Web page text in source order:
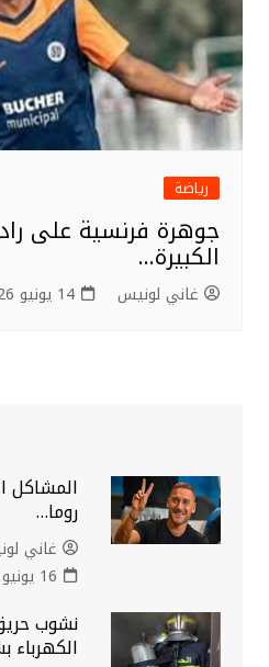
رياضة
جوهرة فرنسية على
الكبيرة…
غاني لونيس 14 يونيو 2026
المشاكل
روما…
غاني
16 يونيو 2026
نشوب
الكهرباء